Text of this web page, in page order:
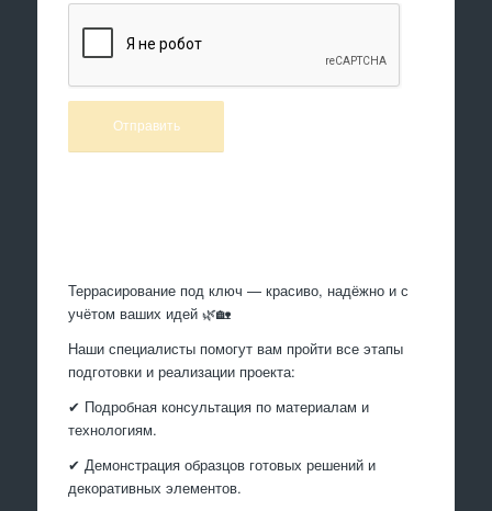
Террасирование под ключ — красиво, надёжно и с
учётом ваших идей 🌿🏡
Наши специалисты помогут вам пройти все этапы
подготовки и реализации проекта:
✔ Подробная консультация по материалам и
технологиям.
✔ Демонстрация образцов готовых решений и
декоративных элементов.